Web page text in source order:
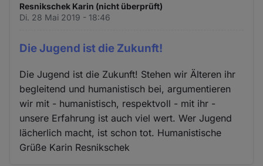
Resnikschek Karin (nicht überprüft)
Di. 28 Mai 2019 - 18:46
Die Jugend ist die Zukunft!
Die Jugend ist die Zukunft! Stehen wir Älteren ihr
begleitend und humanistisch bei, argumentieren
wir mit - humanistisch, respektvoll - mit ihr -
unsere Erfahrung ist auch viel wert. Wer Jugend
lächerlich macht, ist schon tot. Humanistische
Grüße Karin Resnikschek